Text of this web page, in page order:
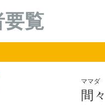
要覧
ママダ
間